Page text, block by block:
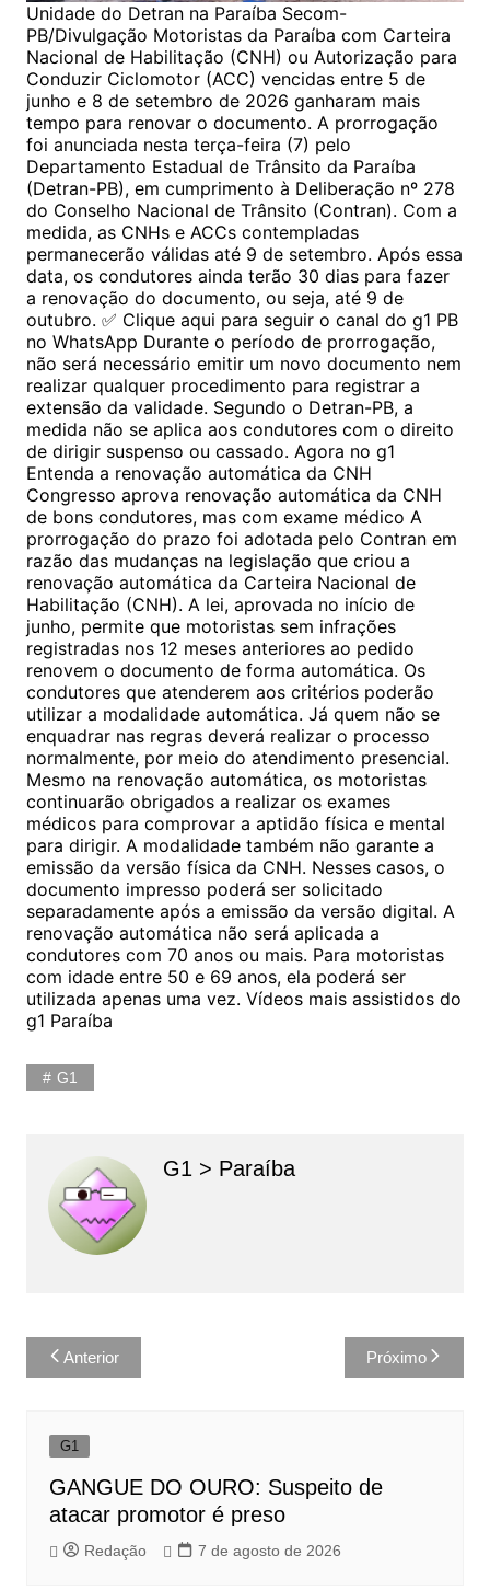
Unidade do Detran na Paraíba Secom-
PB/Divulgação Motoristas da Paraíba com Carteira
Nacional de Habilitação (CNH) ou Autorização para
Conduzir Ciclomotor (ACC) vencidas entre 5 de
junho e 8 de setembro de 2026 ganharam mais
tempo para renovar o documento. A prorrogação
foi anunciada nesta terça-feira (7) pelo
Departamento Estadual de Trânsito da Paraíba
(Detran-PB), em cumprimento à Deliberação nº 278
do Conselho Nacional de Trânsito (Contran). Com a
medida, as CNHs e ACCs contempladas
permanecerão válidas até 9 de setembro. Após essa
data, os condutores ainda terão 30 dias para fazer
a renovação do documento, ou seja, até 9 de
outubro. ✅ Clique aqui para seguir o canal do g1 PB
no WhatsApp Durante o período de prorrogação,
não será necessário emitir um novo documento nem
realizar qualquer procedimento para registrar a
extensão da validade. Segundo o Detran-PB, a
medida não se aplica aos condutores com o direito
de dirigir suspenso ou cassado. Agora no g1
Entenda a renovação automática da CNH
Congresso aprova renovação automática da CNH
de bons condutores, mas com exame médico A
prorrogação do prazo foi adotada pelo Contran em
razão das mudanças na legislação que criou a
renovação automática da Carteira Nacional de
Habilitação (CNH). A lei, aprovada no início de
junho, permite que motoristas sem infrações
registradas nos 12 meses anteriores ao pedido
renovem o documento de forma automática. Os
condutores que atenderem aos critérios poderão
utilizar a modalidade automática. Já quem não se
enquadrar nas regras deverá realizar o processo
normalmente, por meio do atendimento presencial.
Mesmo na renovação automática, os motoristas
continuarão obrigados a realizar os exames
médicos para comprovar a aptidão física e mental
para dirigir. A modalidade também não garante a
emissão da versão física da CNH. Nesses casos, o
documento impresso poderá ser solicitado
separadamente após a emissão da versão digital. A
renovação automática não será aplicada a
condutores com 70 anos ou mais. Para motoristas
com idade entre 50 e 69 anos, ela poderá ser
utilizada apenas uma vez. Vídeos mais assistidos do
g1 Paraíba
G1
G1 > Paraíba
Navegação
de
Anterior Próximo
G1
GANGUE DO OURO: Suspeito de
atacar promotor é preso
Redação 7 de agosto de 2026